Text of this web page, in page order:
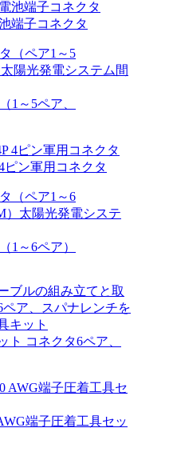
端子コネクタ
1～5ペア、
ピン軍用コネクタ
1～6ペア）
ト コネクタ6ペア、
端子圧着工具セッ